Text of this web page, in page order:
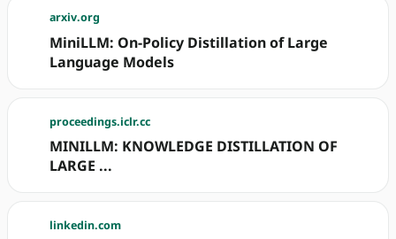
arxiv.org
MiniLLM: On-Policy Distillation of Large
Language Models
proceedings.iclr.cc
MINILLM: KNOWLEDGE DISTILLATION OF
LARGE ...
linkedin.com